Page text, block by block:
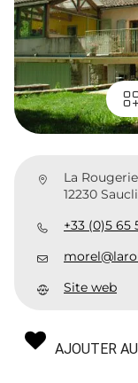
La Rougerie
12230
+33 (0)5 65
Site web
AJOUTER